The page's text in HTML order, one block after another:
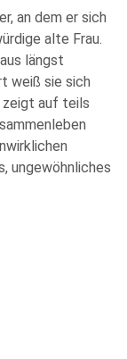
an dem er sich
alte Frau.
längst
weiß sie sich
zeigt auf teils
ungewöhnliches